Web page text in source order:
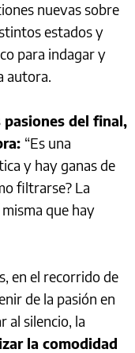
nuevas sobre
estados y
para indagar y
autora.
del final,
“Es una
y hay ganas de
filtrarse? La
que hay
en el recorrido de
de la pasión en
al silencio, la
la comodidad